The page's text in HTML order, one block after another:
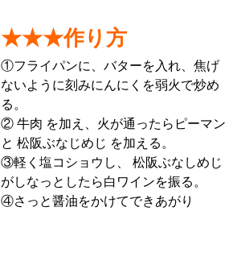
★★★作り方
①フライパンに、バターを入れ、焦げ
ないように刻みにんにくを弱火で炒め
る。
② 牛肉 を加え、火が通ったらピーマン
と 松阪ぶなじめじ を加える。
③軽く塩コショウし、 松阪ぶなしめじ
がしなっとしたら白ワインを振る。
④さっと醤油をかけてできあがり